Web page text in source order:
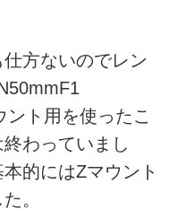
方ないのでレン
ト用を使ったこ
わっていまし
的にはZマウント
。